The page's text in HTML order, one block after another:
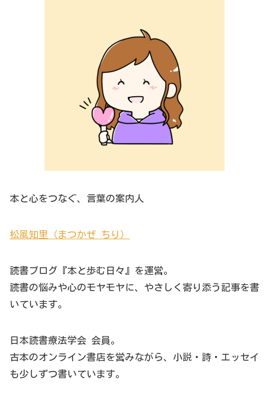
本と心をつなぐ、言葉の案内人
松風知里（まつかぜ ちり）
読書ブログ『本と歩む日々』を運営。
読書の悩みや心のモヤモヤに、やさしく寄り添う記事を書
いています。
日本読書療法学会 会員。
古本のオンライン書店を営みながら、小説・詩・エッセイ
も少しずつ書いています。